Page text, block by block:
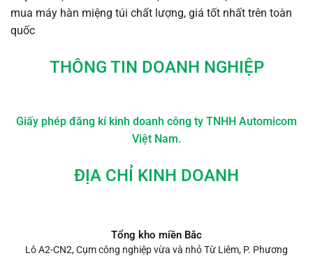
mua máy hàn miệng túi chất lượng, giá tốt nhất trên toàn
quốc
THÔNG TIN DOANH NGHIỆP
Giấy phép đăng kí kinh doanh công ty TNHH Automicom
Việt Nam.
ĐỊA CHỈ KINH DOANH
Tổng kho miền Bắc
Lô A2-CN2, Cụm công nghiệp vừa và nhỏ Từ Liêm, P. Phương